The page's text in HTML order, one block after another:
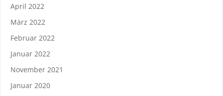
April 2022
März 2022
Februar 2022
Januar 2022
November 2021
Januar 2020